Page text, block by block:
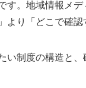
す。地域情報メ
り「どこで確
制度の構造と、